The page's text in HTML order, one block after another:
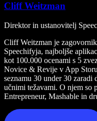
Cliff Weitzman
Direktor in ustanovitelj
Cliff Weitzman je
Speechifyja, najboljše
kot 100.000 ocenami s 5
Novice & Revije v App
seznamu 30 under 30 zaradi
učnimi težavami. O njem so
Entrepreneur, Mashable in